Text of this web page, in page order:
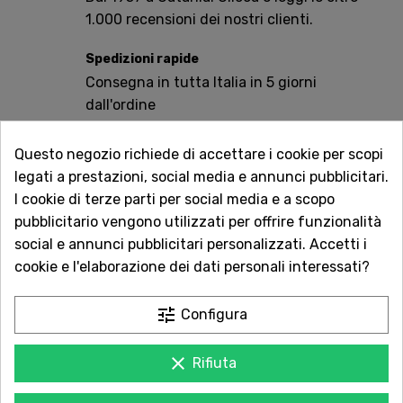
1.000 recensioni dei nostri clienti.
Spedizioni rapide
Consegna in tutta Italia in 5 giorni
dall'ordine
Contattaci online oppure chiama per
qualsiasi informazione.
Ingredienti: Noodles: Farina di
amido di patata, sale, correttori di acidità E501, E500,
E339, tocoferolo liquido (antiossidante E306,
emulsionante E322 contenentesoia), estratto di tè
verde, colorante E101.Condimento in polvere: Sale,
esaltatori di sapidità E621, E631, E627, maltodestrina,
zucchero, aglio in polvere, cipolla in polvere, spezie
(maltodestrina, glucosio, pepe nero), olio di palma,
Questo negozio richiede di accettare i cookie per scopi
legati a prestazioni, social media e annunci pubblicitari.
I cookie di terze parti per social media e a scopo
pubblicitario vengono utilizzati per offrire funzionalità
social e annunci pubblicitari personalizzati. Accetti i
cookie e l'elaborazione dei dati personali interessati?
tune Configura
clear Rifiuta